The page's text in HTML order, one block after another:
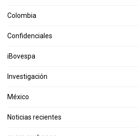
Colombia
Confidenciales
iBovespa
Investigación
México
Noticias recientes